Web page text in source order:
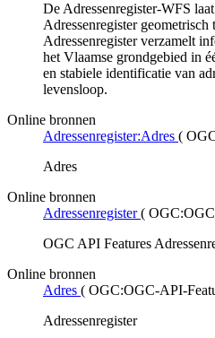
De Adressenregister-WFS
Adressenregister geometrisch
Adressenregister verzamelt
het Vlaamse grondgebied in
en stabiele identificatie van
levensloop.
Online bronnen
Adressenregister:Adres (
Adres
Online bronnen
Adressenregister (
OGC API Features
Online bronnen
Adres ( OGC:OGC-API-
Adressenregister